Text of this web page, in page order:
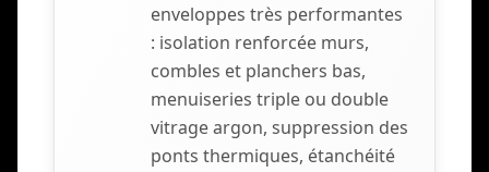
enveloppes très performantes
: isolation renforcée murs,
combles et planchers bas,
menuiseries triple ou double
vitrage argon, suppression des
ponts thermiques, étanchéité